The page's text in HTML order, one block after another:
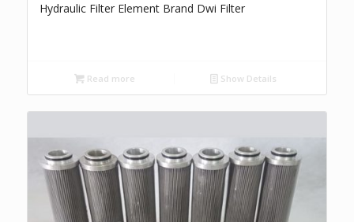
Hydraulic Filter Element Brand Dwi Filter
Read more Show Details